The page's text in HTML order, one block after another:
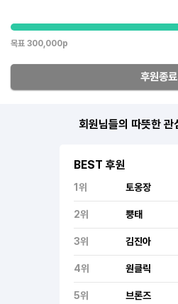
목표 300,000p
후원종료
회원님들의 따뜻한 관
BEST 후원
1위 토옹장
2위 뿡태
3위 김진아
4위 원클릭
5위 브론즈